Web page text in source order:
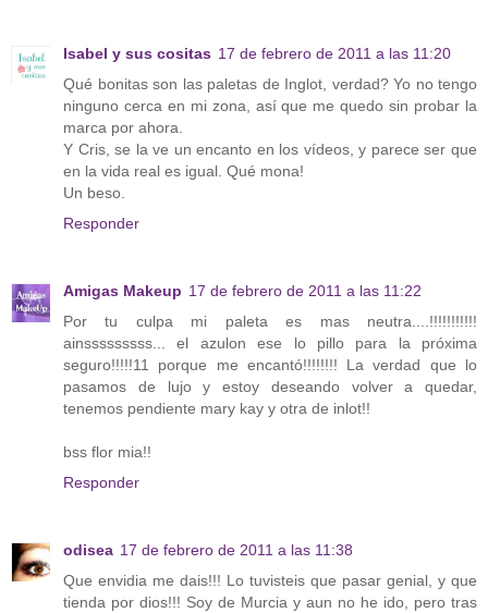
Isabel y sus cositas 17 de febrero de 2011 a las 11:20
Qué bonitas son las paletas de Inglot, verdad? Yo no tengo
ninguno cerca en mi zona, así que me quedo sin probar la
marca por ahora.
Y Cris, se la ve un encanto en los vídeos, y parece ser que
en la vida real es igual. Qué mona!
Un beso.
Responder
Amigas Makeup 17 de febrero de 2011 a las 11:22
Por tu culpa mi paleta es mas neutra....!!!!!!!!!!!
ainsssssssss... el azulon ese lo pillo para la próxima
seguro!!!!!11 porque me encantó!!!!!!!! La verdad que lo
pasamos de lujo y estoy deseando volver a quedar,
tenemos pendiente mary kay y otra de inlot!!
bss flor mia!!
Responder
odisea 17 de febrero de 2011 a las 11:38
Que envidia me dais!!! Lo tuvisteis que pasar genial, y que
tienda por dios!!! Soy de Murcia y aun no he ido, pero tras